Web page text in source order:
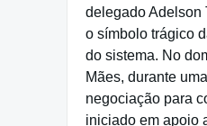
delegado Adelson
o símbolo trágico
do sistema. No
Mães, durante
negociação para
iniciado em apoio